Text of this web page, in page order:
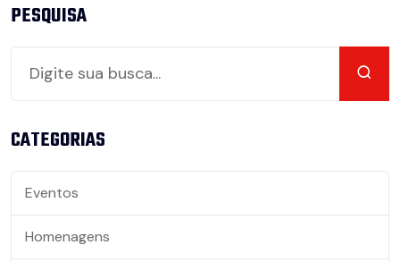
PESQUISA
CATEGORIAS
Eventos
Homenagens